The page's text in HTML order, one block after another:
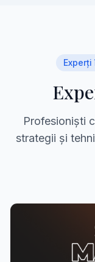
Profesioniști
strategii și